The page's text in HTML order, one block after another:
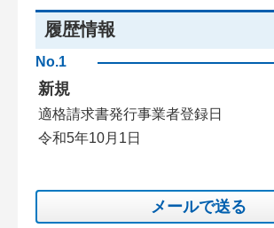
履歴情報
No.1
新規
適格請求書発行事業者登録日
令和5年10月1日
メールで送る